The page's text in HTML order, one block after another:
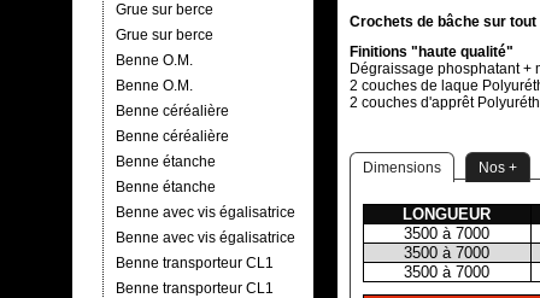
Grue sur berce
Grue sur berce
Benne O.M.
Benne O.M.
Benne céréalière
Benne céréalière
Benne étanche
Benne étanche
Benne avec vis égalisatrice
Benne avec vis égalisatrice
Benne transporteur CL1
Benne transporteur CL1
Crochets de bâche sur tout
Finitions "haute qualité"
Dégraissage phosphatant +
2 couches de laque
2 couches d'apprêt
Dimensions Nos +
LONGUEUR
3500 à 7000
3500 à 7000
3500 à 7000